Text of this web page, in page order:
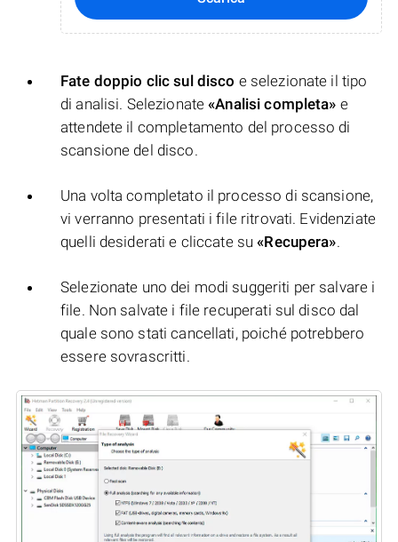
Fate doppio clic sul disco e selezionate il tipo
di analisi. Selezionate«Analisi completa» e
attendete il completamento del processo di
scansione del disco.
Una volta completato il processo di scansione,
vi verranno presentati i file ritrovati. Evidenziate
quelli desiderati e cliccate su«Recupera».
Selezionate uno dei modi suggeriti per salvare i
file. Non salvate i file recuperati sul disco dal
quale sono stati cancellati, poiché potrebbero
essere sovrascritti.